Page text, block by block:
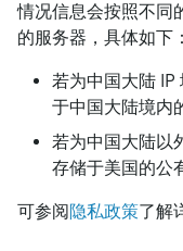
情况信息会按照不同
的服务器，具体如下：
若为中国大陆 IP
于中国大陆境内
若为中国大陆以
存储于美国的公
可参阅 隐私政策了解